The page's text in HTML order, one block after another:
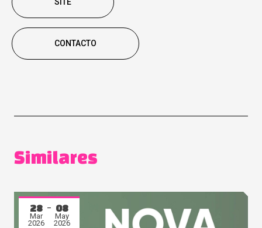
SITE
CONTACTO
Similares
28
Mar
2026
08
May
2026